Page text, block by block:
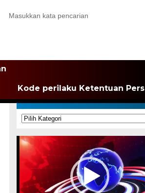
Kode perilaku Ketentuan Pers
KATEGORI
Kategori
Pemutar
Video